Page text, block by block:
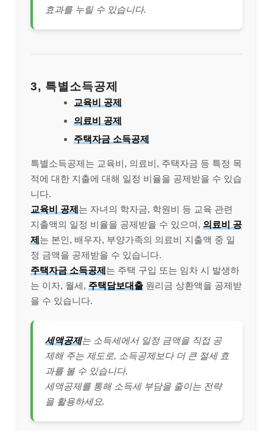
효과를 누릴 수 있습니다.
3, 특별소득공제
교육비 공제
의료비 공제
주택자금 소득공제
특별소득공제는 교육비, 의료비, 주택자금 등 특정 목
적에 대한 지출에 대해 일정 비율을 공제받을 수 있습
니다.
교육비 공제는 자녀의 학자금, 학원비 등 교육 관련
지출액의 일정 비율을 공제받을 수 있으며, 의료비 공
제는 본인, 배우자, 부양가족의 의료비 지출액 중 일
정 금액을 공제받을 수 있습니다.
주택자금 소득공제는 주택 구입 또는 임차 시 발생하
는 이자, 월세, 주택담보대출 원리금 상환액을 공제받
을 수 있습니다.
세액공제는 소득세에서 일정 금액을 직접 공
제해 주는 제도로, 소득공제보다 더 큰 절세 효
과를 볼 수 있습니다.
세액공제를 통해 소득세 부담을 줄이는 전략
을 활용하세요.